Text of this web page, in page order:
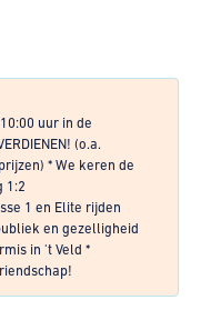
uur in de
(o.a.
* We keren de
1:2
1 en Elite rijden
en gezelligheid
in 't Veld *